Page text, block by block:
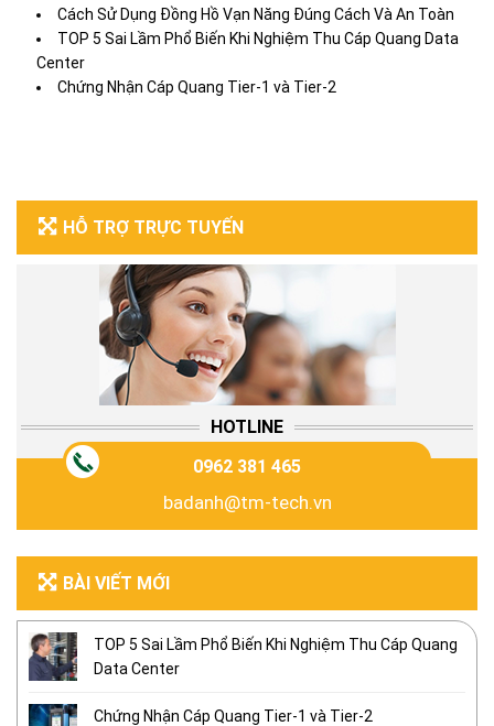
HỖ TRỢ TRỰC TUYẾN
HOTLINE
0962 381 465
badanh@tm-tech.vn
BÀI VIẾT MỚI
TOP 5 Sai Lầm Phổ Biến Khi Nghiệm Thu Cáp Quang
Data Center
Chứng Nhận Cáp Quang Tier-1 và Tier-2
Cách Sử Dụng Đồng Hồ Vạn Năng Đúng Cách Và An Toàn
TOP 5 Sai Lầm Phổ Biến Khi Nghiệm Thu Cáp Quang Data
Center
Chứng Nhận Cáp Quang Tier-1 và Tier-2